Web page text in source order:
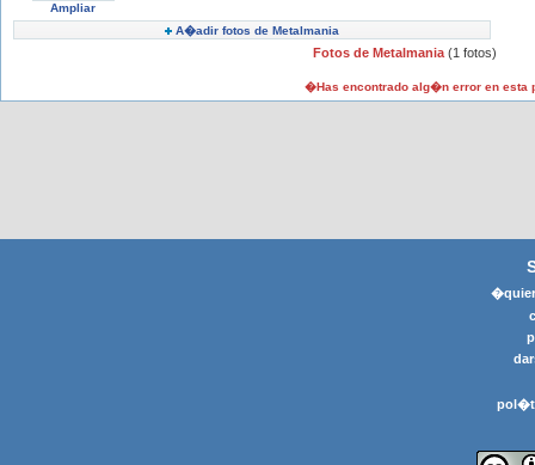
Ampliar
A�adir fotos de Metalmania
Fotos de Metalmania (1 fotos)
�Has encontrado alg�n error en esta